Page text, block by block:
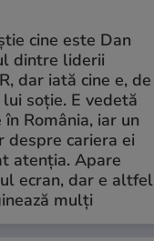
cine este Dan
dintre liderii
dar iată cine e, de
soție. E vedetă
România, iar un
despre cariera ei
atenția. Apare
ecran, dar e altfel
mulți